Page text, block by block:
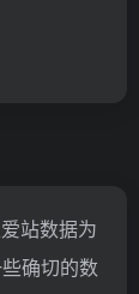
站数据为
确切的数